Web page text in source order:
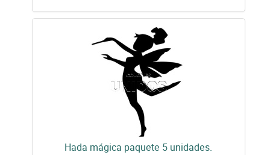
Hada mágica paquete 5 unidades.